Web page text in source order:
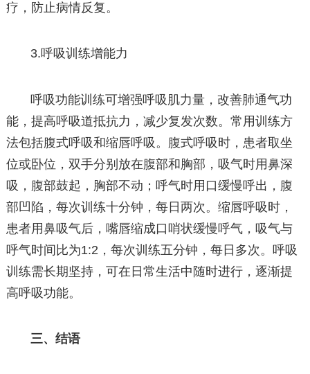
疗，防止病情反复。
3.呼吸训练增能力
呼吸功能训练可增强呼吸肌力量，改善肺通气功
能，提高呼吸道抵抗力，减少复发次数。常用训练方
法包括腹式呼吸和缩唇呼吸。腹式呼吸时，患者取坐
位或卧位，双手分别放在腹部和胸部，吸气时用鼻深
吸，腹部鼓起，胸部不动；呼气时用口缓慢呼出，腹
部凹陷，每次训练十分钟，每日两次。缩唇呼吸时，
患者用鼻吸气后，嘴唇缩成口哨状缓慢呼气，吸气与
呼气时间比为1:2，每次训练五分钟，每日多次。呼吸
训练需长期坚持，可在日常生活中随时进行，逐渐提
高呼吸功能。
三、结语